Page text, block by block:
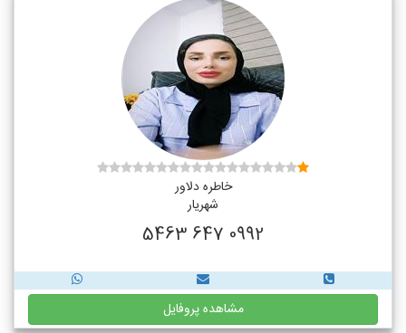
خاطره دلاور
شهریار
0992 647 5463
مشاهده پروفایل